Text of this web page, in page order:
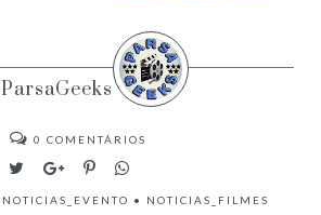
ParsaGeeks
0 COMENTÁRIOS
NOTICIAS_EVENTO • NOTICIAS_FILMES